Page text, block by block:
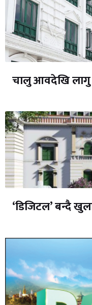
चालु आवदेखि लागु
‘डिजिटल’ बन्दै